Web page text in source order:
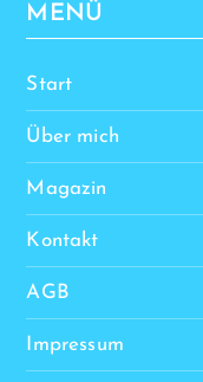
MENÜ
Start
Über mich
Magazin
Kontakt
AGB
Impressum